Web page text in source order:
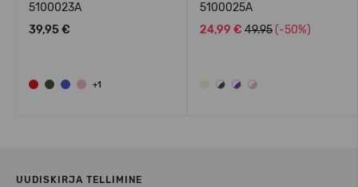
5100023A
39,95 €
+1
5100025A
24,99 € 49.95 (-50%)
UUDISKIRJA TELLIMINE